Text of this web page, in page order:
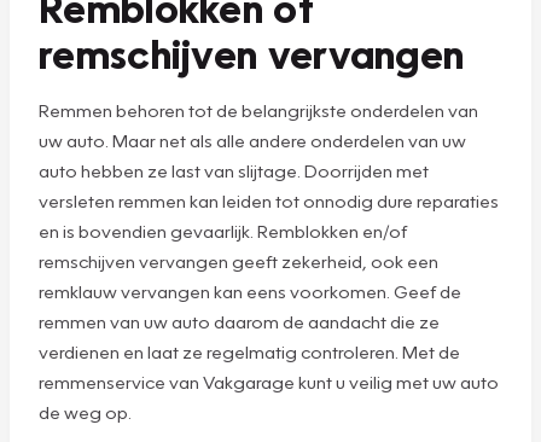
remschijven vervangen
Remmen behoren tot de belangrijkste onderdelen van
uw auto. Maar net als alle andere onderdelen van uw
auto hebben ze last van slijtage. Doorrijden met
versleten remmen kan leiden tot onnodig dure reparaties
en is bovendien gevaarlijk. Remblokken en/of
remschijven vervangen geeft zekerheid, ook een
remklauw vervangen kan eens voorkomen. Geef de
remmen van uw auto daarom de aandacht die ze
verdienen en laat ze regelmatig controleren. Met de
remmenservice van Vakgarage kunt u veilig met uw auto
de weg op.